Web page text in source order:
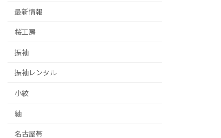
最新情報
桜工房
振袖
振袖レンタル
小紋
紬
名古屋帯